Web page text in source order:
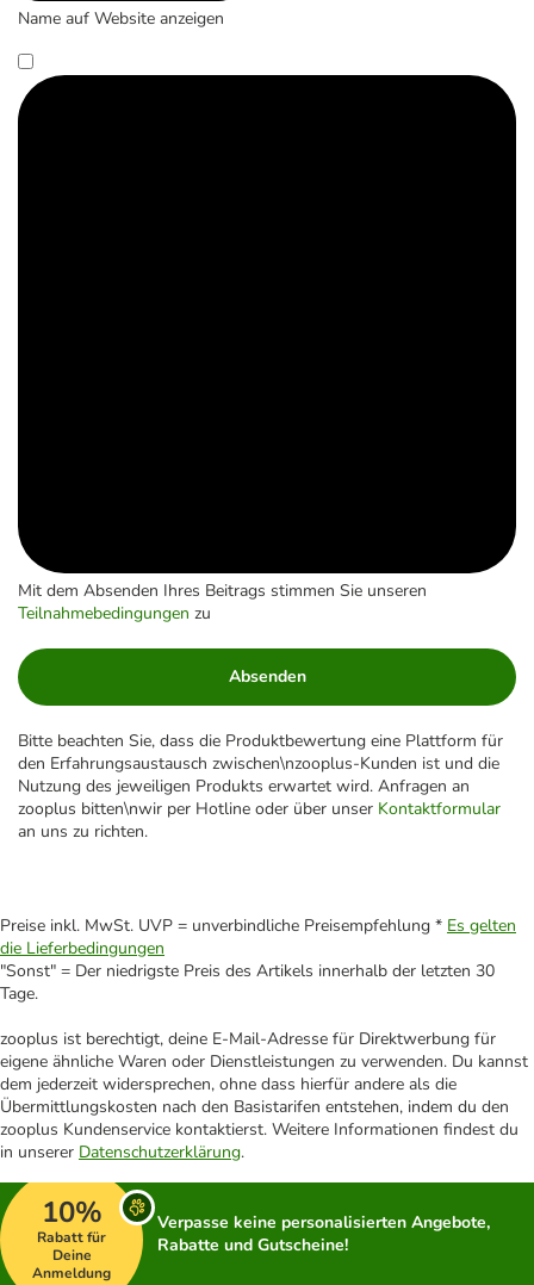
Name auf Website anzeigen
Mit dem Absenden Ihres Beitrags stimmen Sie unseren
Teilnahmebedingungen zu
Absenden
Bitte beachten Sie, dass die Produktbewertung eine Plattform für
den Erfahrungsaustausch zwischen\nzooplus-Kunden ist und die
Nutzung des jeweiligen Produkts erwartet wird. Anfragen an
zooplus bitten\nwir per Hotline oder über unser Kontaktformular
an uns zu richten.
Preise inkl. MwSt. UVP = unverbindliche Preisempfehlung * Es gelten
die Lieferbedingungen
"Sonst" = Der niedrigste Preis des Artikels innerhalb der letzten 30
Tage.
zooplus ist berechtigt, deine E-Mail-Adresse für Direktwerbung für
eigene ähnliche Waren oder Dienstleistungen zu verwenden. Du kannst
dem jederzeit widersprechen, ohne dass hierfür andere als die
Übermittlungskosten nach den Basistarifen entstehen, indem du den
zooplus Kundenservice kontaktierst. Weitere Informationen findest du
in unserer Datenschutzerklärung.
10%
Rabatt für
Deine
Anmeldung
Verpasse keine personalisierten Angebote,
Rabatte und Gutscheine!